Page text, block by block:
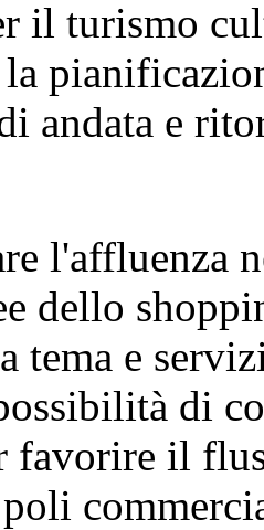
il turismo
la
andata e
l'affluenza
dello
tema e
di
favorire il